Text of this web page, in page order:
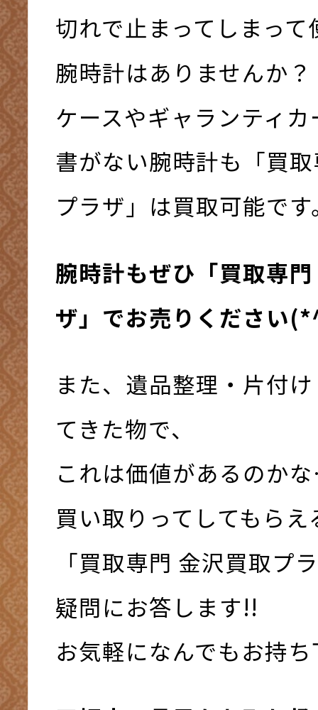
切れで止まってしまっ
腕時計はありませんか？
ケースやギャランティ
書がない腕時計も「買
プラザ」は買取可能です
腕時計もぜひ「買取専
ザ」でお売りください
また、遺品整理・片付
てきた物で、
これは価値があるのか
買い取りってしてもら
「買取専門 金沢買取プ
疑問にお答します!!
お気軽になんでもお持